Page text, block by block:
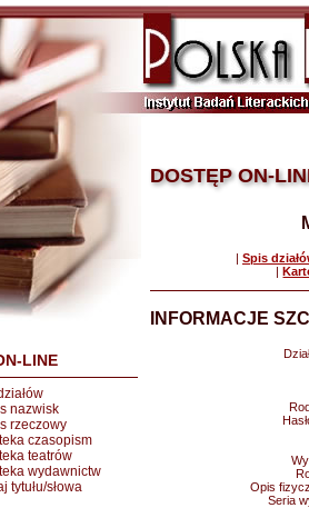
LINE
nazwisk
rzeczowy
czasopism
teatrów
wydawnictw
tytułu/słowa
DOSTĘP ON-
| Spis
|
INFORMACJE
Opis
Seria